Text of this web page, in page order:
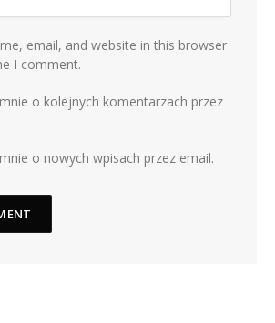
email, and website in this browser
I comment.
o kolejnych komentarzach przez
o nowych wpisach przez email.